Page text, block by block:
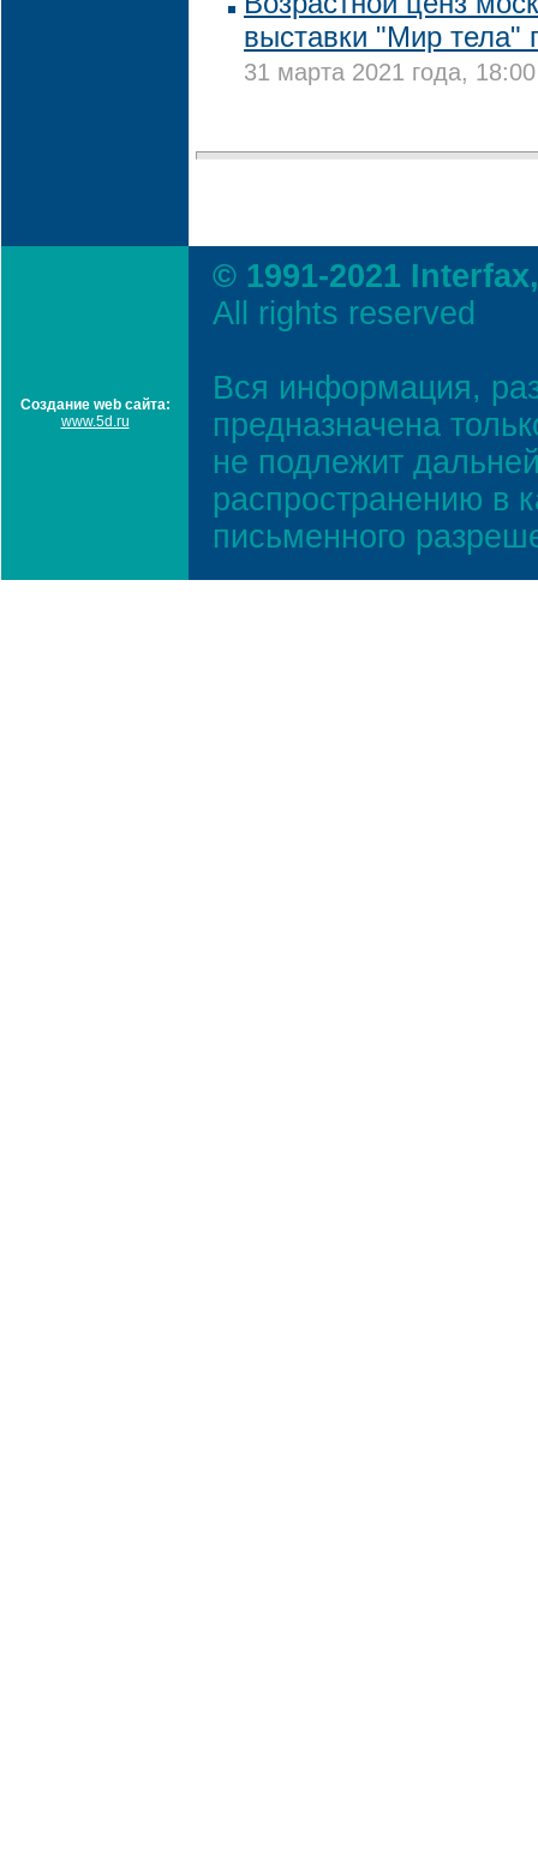
выставки "Мир тела"
31 марта 2021 года, 18:00
Создание web сайта:
www.5d.ru
© 1991-2021
All rights reserved
Вся информация,
предназначена
не подлежит
распространению в
письменного